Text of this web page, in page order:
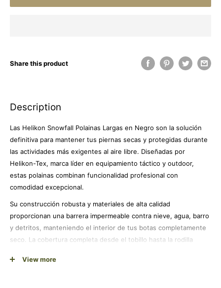
Share this product
Description
Las Helikon Snowfall Polainas Largas en Negro son la solución
definitiva para mantener tus piernas secas y protegidas durante
las actividades más exigentes al aire libre. Diseñadas por
Helikon-Tex, marca líder en equipamiento táctico y outdoor,
estas polainas combinan funcionalidad profesional con
comodidad excepcional.
Su construcción robusta y materiales de alta calidad
proporcionan una barrera impermeable contra nieve, agua, barro
y detritos, manteniendo el interior de tus botas completamente
seco. La cobertura completa desde el tobillo hasta la rodilla
View more